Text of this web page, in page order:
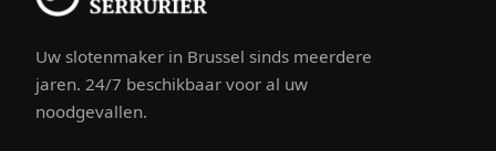
Uw slotenmaker in Brussel sinds meerdere
jaren. 24/7 beschikbaar voor al uw
noodgevallen.